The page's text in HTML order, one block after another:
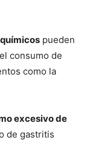
pueden
consumo de
como la
excesivo de
de gastritis